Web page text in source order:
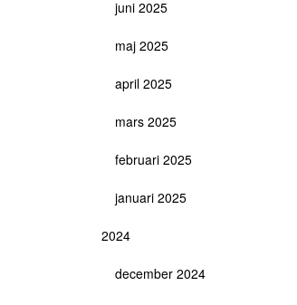
juni 2025
maj 2025
april 2025
mars 2025
februari 2025
januari 2025
2024
december 2024